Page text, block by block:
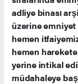
adliye binası
üzerine
hemen
hemen
yerine intikal
müdahaleye